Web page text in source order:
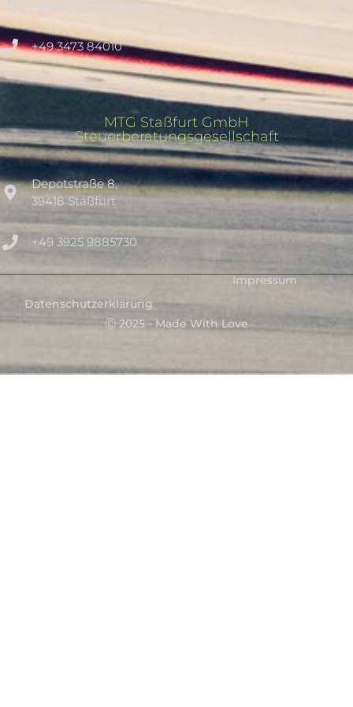
06449 Aschersleben
+49 3473 84010
MTG Staßfurt GmbH
Steuerberatungsgesellschaft
Depotstraße 8,
39418 Staßfurt
+49 3925 9885730
Datenschutzerklärung
Impressum
Ⓒ 2025 - Made With Love